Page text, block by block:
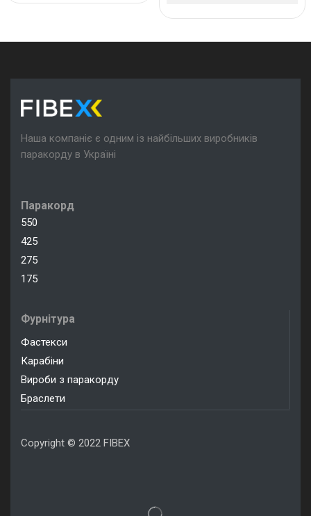
Наша компаніє є одним із найбільших виробників
паракорду в Україні
Паракорд
550
425
275
175
Фурнітура
Фастекси
Карабіни
Вироби з паракорду
Браслети
Copyright © 2022 FIBEX